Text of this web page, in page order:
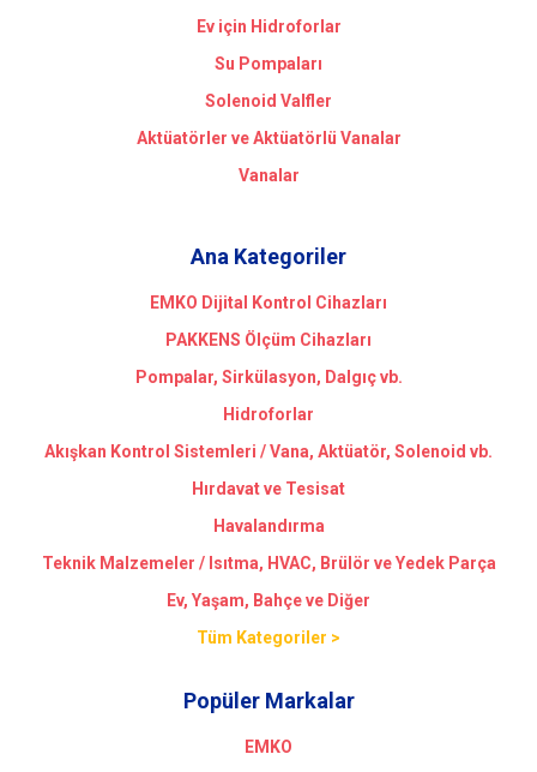
Ev için Hidroforlar
Su Pompaları
Solenoid Valfler
Aktüatörler ve Aktüatörlü Vanalar
Vanalar
Ana Kategoriler
EMKO Dijital Kontrol Cihazları
PAKKENS Ölçüm Cihazları
Pompalar, Sirkülasyon, Dalgıç vb.
Hidroforlar
Akışkan Kontrol Sistemleri / Vana, Aktüatör, Solenoid vb.
Hırdavat ve Tesisat
Havalandırma
Teknik Malzemeler / Isıtma, HVAC, Brülör ve Yedek Parça
Ev, Yaşam, Bahçe ve Diğer
Tüm Kategoriler >
Popüler Markalar
EMKO